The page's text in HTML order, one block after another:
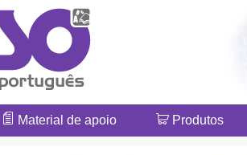
Material de apoio Produtos